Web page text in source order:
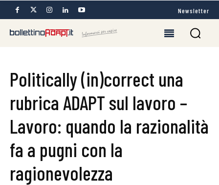
Newsletter
Politically (in)correct una
rubrica ADAPT sul lavoro –
Lavoro: quando la razionalità
fa a pugni con la
ragionevolezza